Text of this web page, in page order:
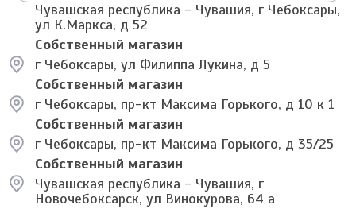
Чувашская республика - Чувашия, г Чебоксары,
ул К.Маркса, д 52
Собственный магазин
г Чебоксары, ул Филиппа Лукина, д 5
Собственный магазин
г Чебоксары, пр-кт Максима Горького, д 10 к 1
Собственный магазин
г Чебоксары, пр-кт Максима Горького, д 35/25
Собственный магазин
Чувашская республика - Чувашия, г
Новочебоксарск, ул Винокурова, 64 а